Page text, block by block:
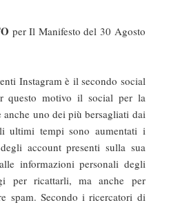
per Il Manifesto del 30 Agosto
Instagram è il secondo social
questo motivo il social per la
uno dei più bersagliati dai
ultimi tempi sono aumentati i
account presenti sulla sua
informazioni personali degli
per ricattarli, ma anche per
spam. Secondo i ricercatori di